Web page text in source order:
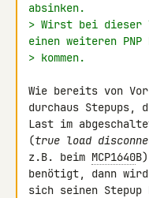
absinken.
> Wirst bei dieser
einen weiteren PNP
> kommen.
Wie bereits von
durchaus Stepups,
Last im
(true load
z.B. beim MCP1640
benötigt, dann wird
sich seinen Stepup